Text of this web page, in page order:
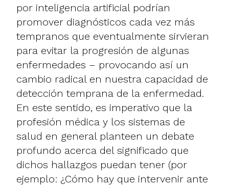
por inteligencia artificial podrían
promover diagnósticos cada vez más
tempranos que eventualmente sirvieran
para evitar la progresión de algunas
enfermedades – provocando así un
cambio radical en nuestra capacidad de
detección temprana de la enfermedad.
En este sentido, es imperativo que la
profesión médica y los sistemas de
salud en general planteen un debate
profundo acerca del significado que
dichos hallazgos puedan tener (por
ejemplo: ¿Cómo hay que intervenir ante